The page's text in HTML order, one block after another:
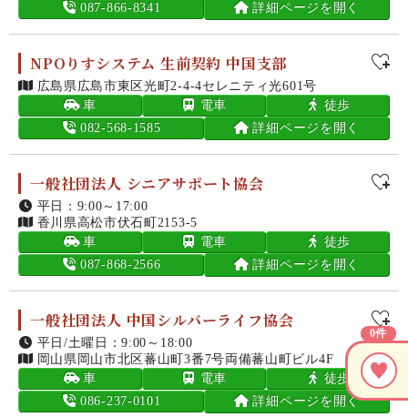
0件
087-866-8341
詳細ページを開く
NPOりすシステム 生前契約 中国支部
広島県広島市東区光町2-4-4セレニティ光601号
車
電車
徒歩
082-568-1585
詳細ページを開く
一般社団法人 シニアサポート協会
平日：9:00～17:00
香川県高松市伏石町2153-5
車
電車
徒歩
087-868-2566
詳細ページを開く
一般社団法人 中国シルバーライフ協会
平日/土曜日：9:00～18:00
岡山県岡山市北区蕃山町3番7号両備蕃山町ビル4F
車
電車
徒歩
086-237-0101
詳細ページを開く